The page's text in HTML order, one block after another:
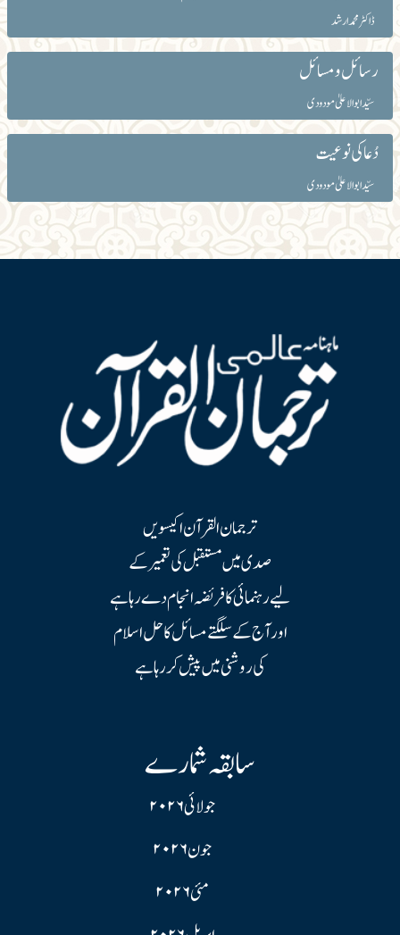
ڈاکٹر محمد ارشد
رسائل و مسائل
سیّد ابوالاعلیٰ مودودی
دُعا کی نوعیت
سیّد ابوالاعلیٰ مودودی
ترجمان القرآن اکیسویں
صدی میں مستقبل کی تعمیر کے
لیے رہنمائی کا فریضہ انجام دے رہا ہے
اور آج کے سلگتے مسائل کا حل اسلام
کی روشنی میں پیش کر رہا ہے
سابقہ شمارے
جولائی ۲۰۲۶
جون ۲۰۲۶
مئی ۲۰۲۶